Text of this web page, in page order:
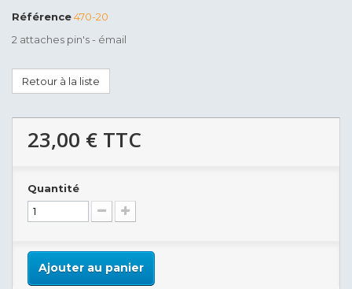
Référence470-20
2 attaches pin's - émail
Retour à la liste
23,00 € TTC
Quantité
Ajouter au panier